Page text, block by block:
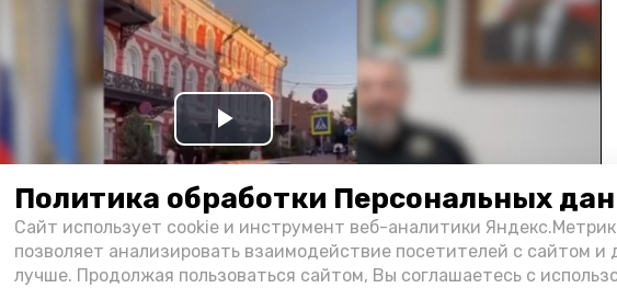
Политика обработки Персональных
Сайт использует cookie и инструмент веб-аналитики
позволяет анализировать взаимодействие посетителей с сайтом и
лучше. Продолжая пользоваться сайтом, Вы соглашаетесь с
Play
Video